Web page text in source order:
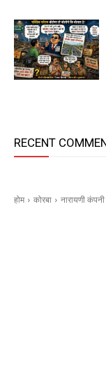
RECENT